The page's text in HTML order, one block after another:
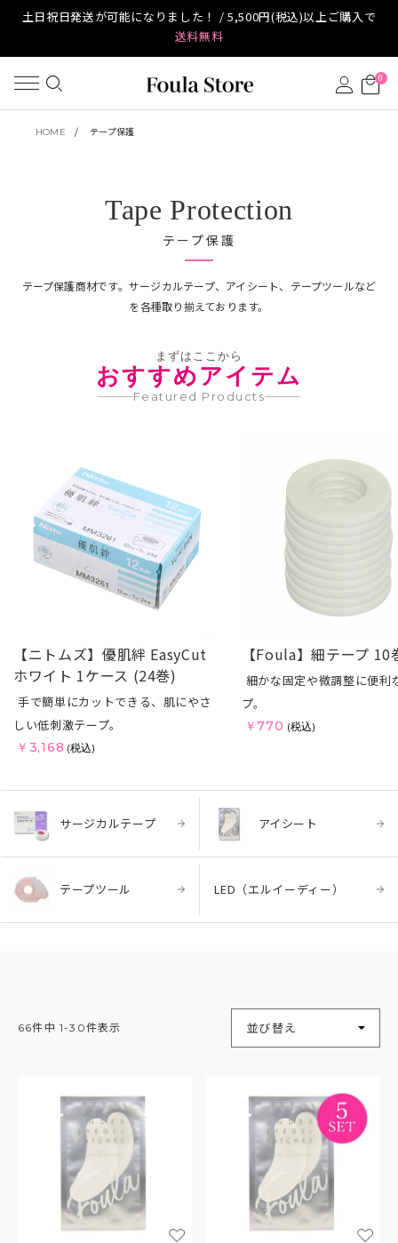
土日祝日発送が可能になりました！ / 5,500円(税込)以上ご購入で
送料無料
0
HOME テープ保護
Tape Protection
テープ保護
テープ保護商材です。サージカルテープ、アイシート、テープツールなど
を各種取り揃えております。
まずはここから
おすすめアイテム
Featured Products
【ニトムズ】優肌絆 EasyCut
ホワイト 1ケース (24巻)
手で簡単にカットできる、肌にやさ
しい低刺激テープ。
￥3,168 (税込)
【Foula】細テープ 10
細かな固定や微調整に便利
プ。
￥770 (税込)
サージカルテープ アイシート
テープツール LED（エルイーディー）
並び替え
66件中 1-30件表示